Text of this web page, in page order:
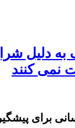
به دلیل
نمی کنند
برای